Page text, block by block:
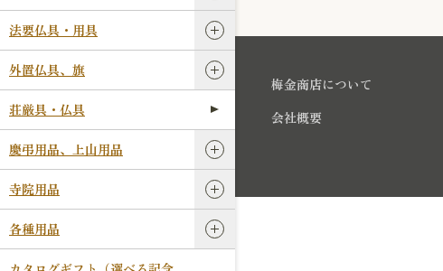
法要仏具・用具
外置仏具、旗
荘厳具・仏具
慶弔用品、上山用品
寺院用品
各種用品
梅金商店について
会社概要